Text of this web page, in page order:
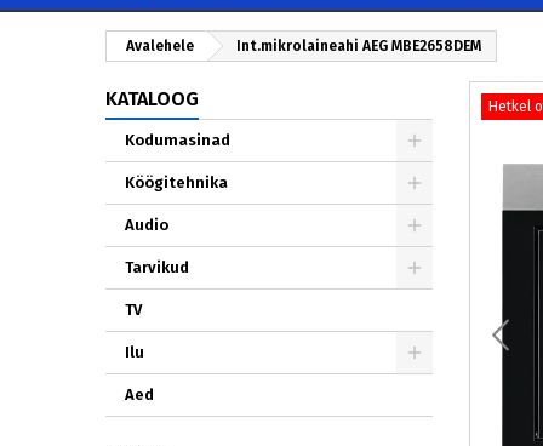
Avalehele Int.mikrolaineahi AEG MBE2658DEM
KATALOOG
Kodumasinad
Köögitehnika
Audio
Tarvikud
TV
Ilu
Aed
Hetkel